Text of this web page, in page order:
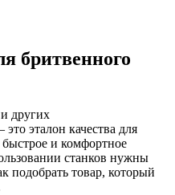
бритвенного
других
эталон качества для
и комфортное
станков нужны
подобрать товар, который